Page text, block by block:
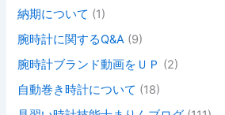
納期について (1)
腕時計に関するQ&A (9)
腕時計ブランド動画をＵＰ (2)
自動巻き時計について (18)